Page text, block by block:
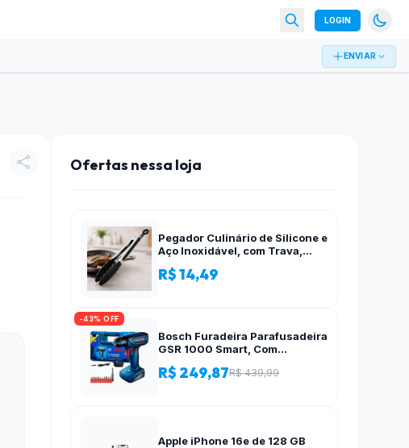
LOGIN
ENVIAR
Ofertas nessa loja
Pegador Culinário de Silicone e
Aço Inoxidável, com Trava,
Preto, de 28 cm, Para salada,
R$ 14,49
-43% OFF
Bosch Furadeira Parafusadeira
GSR 1000 Smart, Com
R$ 249,87R$ 439,99
Apple iPhone 16e de 128 GB